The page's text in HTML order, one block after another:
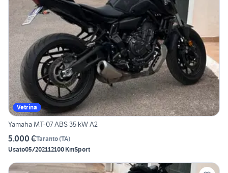
Vetrina
Yamaha MT-07 ABS 35 kW A2
5.000 €Taranto(TA)
Usato05/202112100 KmSport